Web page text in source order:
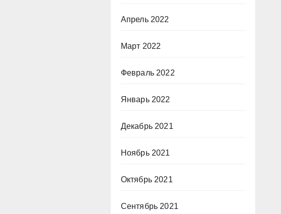
Апрель 2022
Март 2022
Февраль 2022
Январь 2022
Декабрь 2021
Ноябрь 2021
Октябрь 2021
Сентябрь 2021